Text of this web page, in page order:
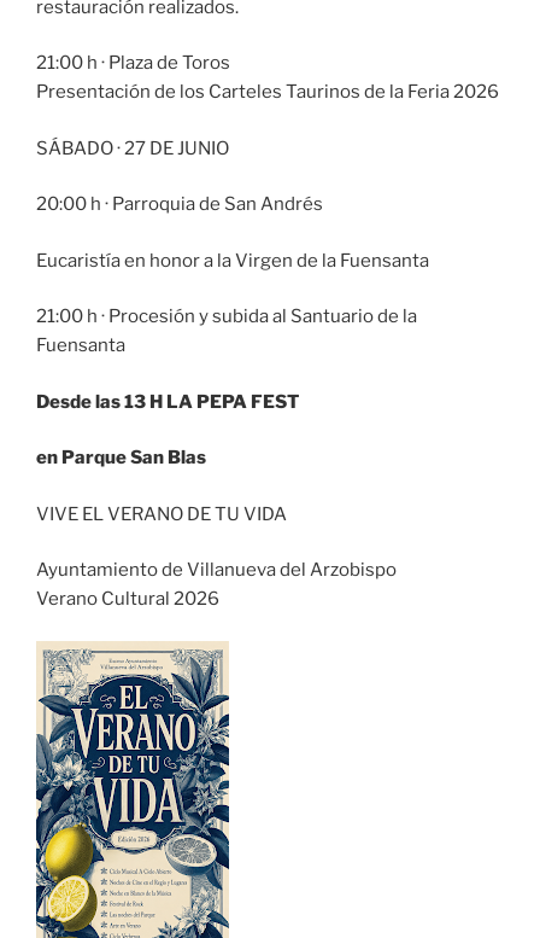
restauración realizados.
21:00 h · Plaza de Toros
Presentación de los Carteles Taurinos de la Feria 2026
SÁBADO · 27 DE JUNIO
20:00 h · Parroquia de San Andrés
Eucaristía en honor a la Virgen de la Fuensanta
21:00 h · Procesión y subida al Santuario de la
Fuensanta
Desde las 13 H LA PEPA FEST
en Parque San Blas
VIVE EL VERANO DE TU VIDA
Ayuntamiento de Villanueva del Arzobispo
Verano Cultural 2026